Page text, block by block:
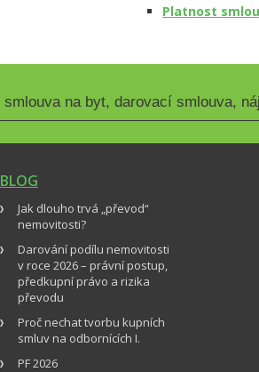
Platnost
BLOG
Jak dlouho trvá „převod“
nemovitosti?
Darování podílu nemovitosti
v roce 2026 – právní postup,
předkupní právo a rizika
převodu
Proč nechat tvorbu kupních
smluv na odbornících I.
PF 2026